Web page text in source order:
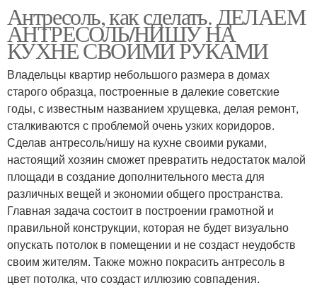
Антресоль, как сделать. ДЕЛАЕМ
АНТРЕСОЛЬ/НИШУ НА
КУХНЕ СВОИМИ РУКАМИ
Владельцы квартир небольшого размера в домах
старого образца, построенные в далекие советские
годы, с известным названием хрущевка, делая ремонт,
сталкиваются с проблемой очень узких коридоров.
Сделав антресоль/нишу на кухне своими руками,
настоящий хозяин сможет превратить недостаток малой
площади в создание дополнительного места для
различных вещей и экономии общего пространства.
Главная задача состоит в построении грамотной и
правильной конструкции, которая не будет визуально
опускать потолок в помещении и не создаст неудобств
своим жителям. Также можно покрасить антресоль в
цвет потолка, что создаст иллюзию совпадения.